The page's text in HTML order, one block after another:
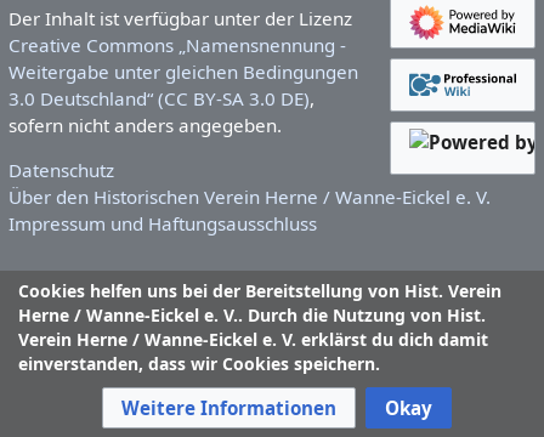
Cookies helfen uns bei der Bereitstellung von Hist. Verein
Herne / Wanne-Eickel e. V.. Durch die Nutzung von Hist.
Verein Herne / Wanne-Eickel e. V. erklärst du dich damit
einverstanden, dass wir Cookies speichern.
Weitere Informationen Okay
Der Inhalt ist verfügbar unter der Lizenz
Creative Commons „Namensnennung -
Weitergabe unter gleichen Bedingungen
3.0 Deutschland“ (CC BY-SA 3.0 DE),
sofern nicht anders angegeben.
Datenschutz
Über den Historischen Verein Herne / Wanne-Eickel e. V.
Impressum und Haftungsausschluss